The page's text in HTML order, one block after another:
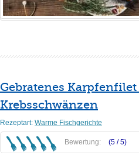
Gebratenes
Krebsschwänzen
Rezeptart: Warme Fischgerichte
Bewertung: (5 /5)